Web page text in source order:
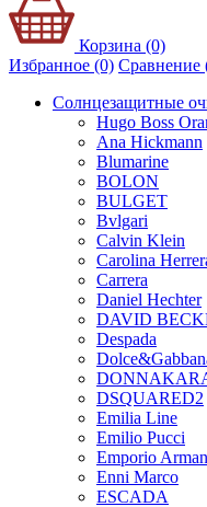
Корзина (0)
Избранное (0) Сравнение
Солнцезащитные
Hugo Boss
Ana Hickmann
Blumarine
BOLON
BULGET
Bvlgari
Calvin Klein
Carolina
Carrera
Daniel Hechter
DAVID
Despada
DSQUARED2
Emilia Line
Emilio Pucci
Emporio
Enni Marco
ESCADA